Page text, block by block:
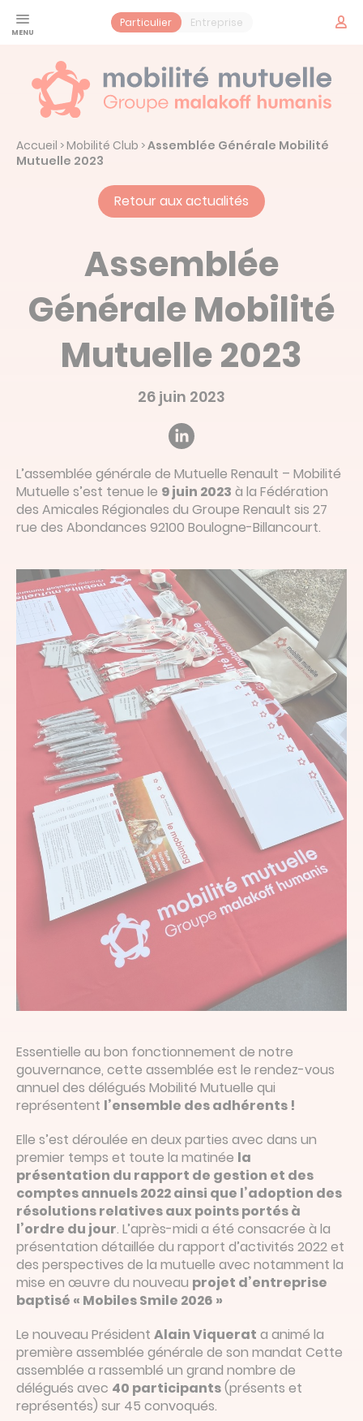
Particulier Entreprise
Prendre un rendez-vous
Espace adhérent
Santé
Jeune
Prévoyance
Contrat obsèques
Services
Vos services santé
Mobilité Mutuelle
Accueil >Mobilité Club >Assemblée Générale Mobilité
Mutuelle 2023
Retour aux actualités
Assemblée
Générale Mobilité
Mutuelle 2023
26 juin 2023
L’assemblée générale de Mutuelle Renault – Mobilité
Mutuelle s’est tenue le 9 juin 2023 à la Fédération
des Amicales Régionales du Groupe Renault sis 27
rue des Abondances 92100 Boulogne-Billancourt.
Essentielle au bon fonctionnement de notre
gouvernance, cette assemblée est le rendez-vous
annuel des délégués Mobilité Mutuelle qui
représentent l’ensemble des adhérents !
Elle s’est déroulée en deux parties avec dans un
premier temps et toute la matinée la
présentation du rapport de gestion et des
comptes annuels 2022ainsi que l’adoption des
résolutionsrelatives aux points portés à
l’ordre du jour. L’après-midi a été consacrée à la
présentation détaillée du rapport d’activités 2022 et
des perspectives de la mutuelle avec notamment la
mise en œuvre du nouveau projet d’entreprise
baptisé « Mobiles Smile 2026 »
Le nouveau Président Alain Viquerat a animé la
première assemblée générale de son mandat Cette
assemblée a rassemblé un grand nombre de
délégués avec 40 participants(présents et
représentés) sur 45 convoqués.
Panneau de gestion des cookies